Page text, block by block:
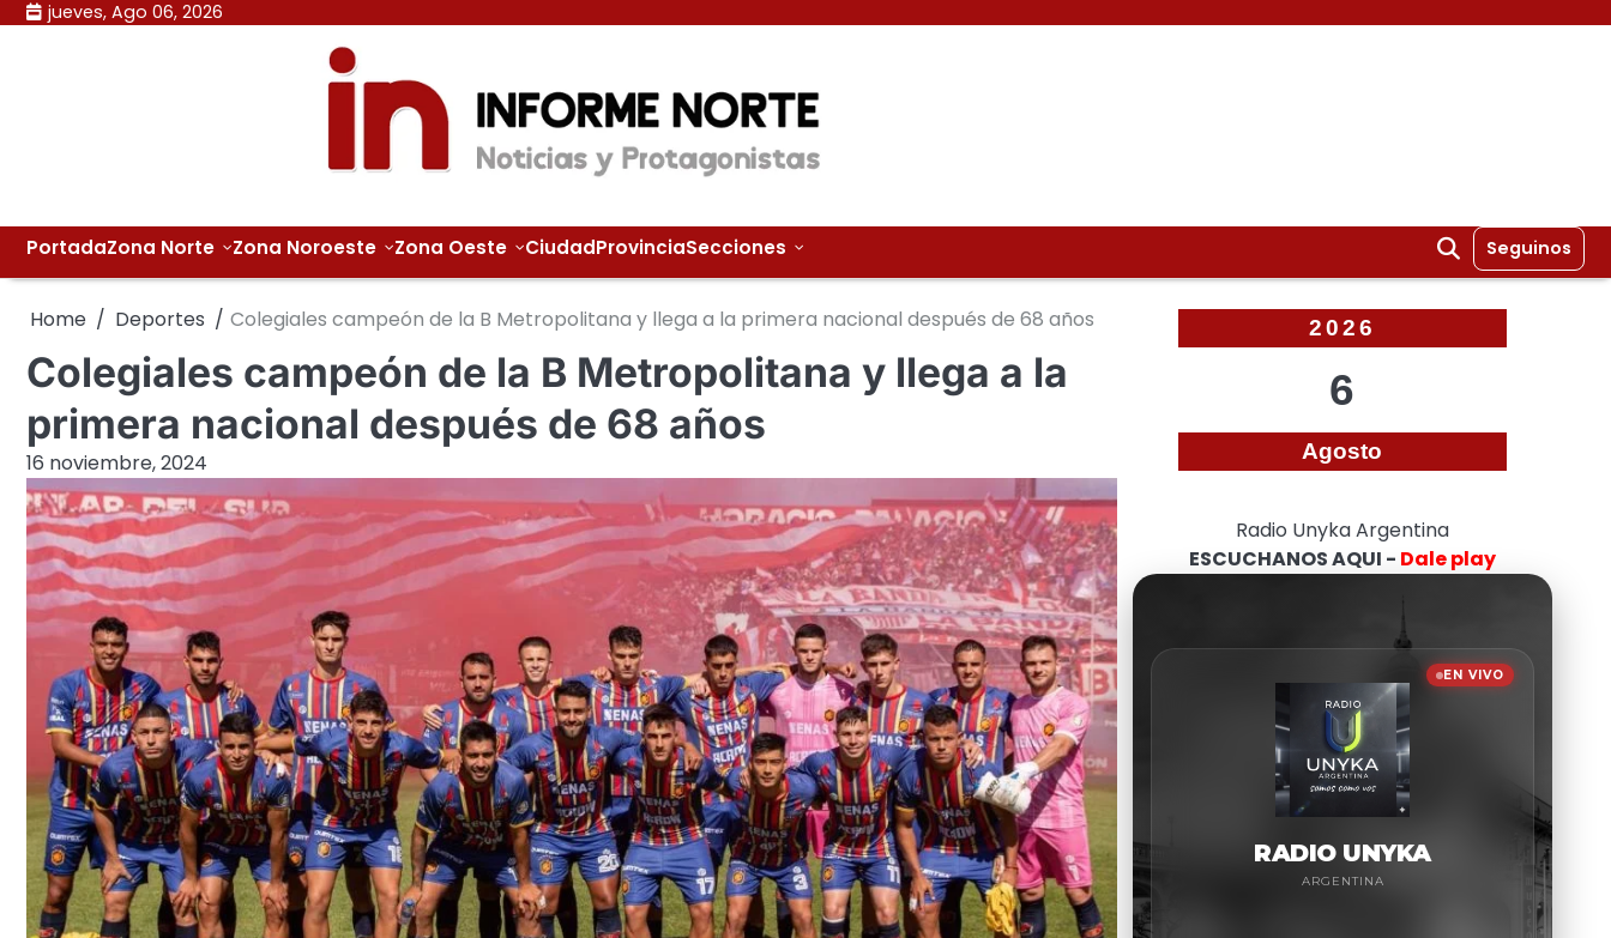
Skip jueves, Ago 06, 2026
PortadaZona Norte Zona Noroeste Zona Oeste CiudadProvinciaSecciones Seguinos
Home Deportes Colegiales campeón de la B Metropolitana y llega a la primera nacional después de 68 años
Colegiales campeón de la B Metropolitana y llega a la
primera nacional después de 68 años
16 noviembre, 2024
2026
6
Agosto
Radio Unyka Argentina
ESCUCHANOS AQUI - Dale play